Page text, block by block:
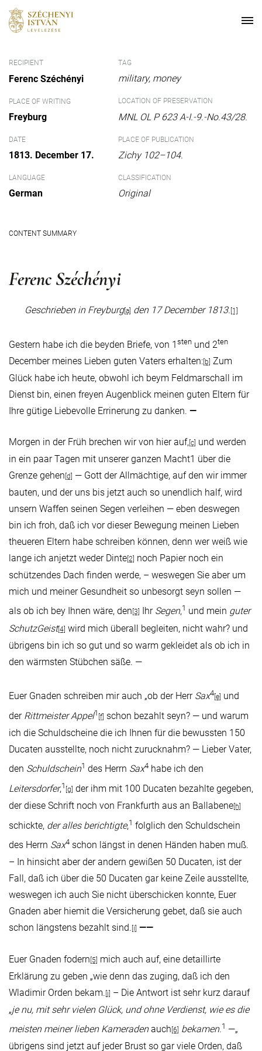
RECIPIENT
Ferenc Széchényi
PLACE OF WRITING
Freyburg
DATE
1813. December 17.
LANGUAGE
German
TAG
military money
LOCATION OF PRESERVATION
MNL OL P 623 A-I.-9.-No.43/28.
PLACE OF PUBLICATION
Zichy 102–104.
CLASSIFICATION
Original
CONTENT SUMMARY
Ferenc Széchényi
Geschrieben in Freyburg[a] den 17 December 1813. [1]
Gestern habe ich die beyden Briefe, von 1 sten und 2ten
December meines Lieben guten Vaters erhalten: [b] Zum
Glück habe ich heute, obwohl ich beym Feldmarschall im
Dienst bin, einen freyen Augenblick meinen guten Eltern für
Ihre gütige Liebevolle Errinerung zu danken. —
Morgen in der Früh brechen wir von hier auf, [c] und werden
in ein paar Tagen mit unserer ganzen Macht1 über die
Grenze gehen [d]
— Gott der Allmächtige, auf den wir immer
bauten, und der uns bis jetzt auch so unendlich half, wird
unsern Waffen seinen Segen verleihen — eben deswegen
bin ich froh, daß ich vor dieser Bewegung meinen Lieben
theueren Eltern habe schreiben können, denn wer weiß wie
lange ich anjetzt weder Dinte [2] noch Papier noch ein
schützendes Dach finden werde, – weswegen Sie aber um
mich und meiner Gesundheit so unbesorgt seyn sollen —
als ob ich bey Ihnen wäre, den [3] Ihr Segen,1 und mein guter
SchutzGeist[4] wird mich überall begleiten, nicht wahr? und
übrigens bin ich so gut und so warm gekleidet als ob ich in
den wärmsten Stübchen säße. —
Euer Gnaden schreiben mir auch „ob der Herr Sax4 [e] und
der Rittmeister Appel1 [f] schon bezahlt seyn? — und warum
ich die Schuldscheine die ich Ihnen für die bewussten 150
Ducaten ausstellte, noch nicht zurucknahm? — Lieber Vater,
den Schuldschein1 des Herrn Sax4 habe ich den
Leitersdorfer,1 [g] der ihm mit 100 Ducaten bezahlte gegeben,
der diese Schrift noch von Frankfurth aus an Ballabene [h]
schickte, der alles berichtigte,1 folglich den Schuldschein
des Herrn Sax4 schon längst in denen Händen haben muß.
– In hinsicht aber der andern gewißen 50 Ducaten, ist der
Fall, daß ich über die 50 Ducaten gar keine Zeile ausstellte,
weswegen ich auch Sie nicht überschicken konnte, Euer
Gnaden aber hiemit die Versicherung gebet, daß sie auch
schon längstens bezahlt sind. [i] ——
Euer Gnaden fodern[5] mich auch auf, eine detaillirte
Erklärung zu geben „wie denn das zuging, daß ich den
Wladimir Orden bekam. [j] – Die Antwort ist sehr kurz darauf
„je nu, mit sehr vielen Glück, und ohne Verdienst, wie es die
meisten meiner lieben Kameradenauch [6] bekamen.1 —„
übrigens sind jetzt auf jeder Brust so gar viele Orden, daß